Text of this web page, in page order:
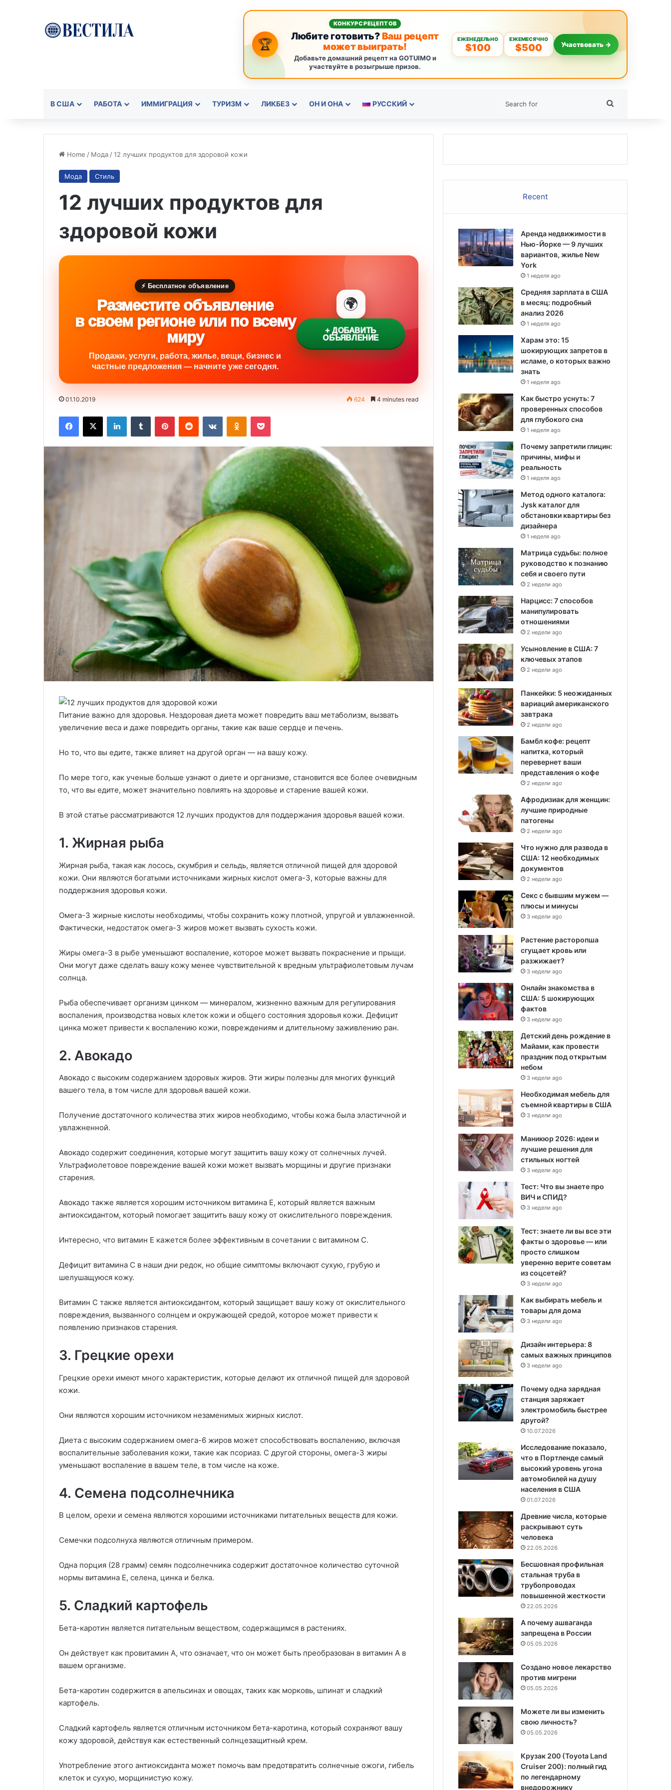
🏆
КОНКУРС РЕЦЕПТОВ
Любите готовить?Ваш рецепт
может выиграть!
Добавьте домашний рецепт на GOTUIMO и
участвуйте в розыгрыше призов.
ЕЖЕНЕДЕЛЬНО
$100
ЕЖЕМЕСЯЧНО
$500 Участвовать →
В США РАБОТА ИММИГРАЦИЯ ТУРИЗМ ЛИКБЕЗ ОН И ОНА РУССКИЙ
Home / Мода /12 лучших продуктов для здоровой кожи
Мода Стиль
12 лучших продуктов для
здоровой кожи
⚡ Бесплатное объявление
Разместите объявление
в своем регионе или по всему
миру
Продажи, услуги, работа, жилье, вещи, бизнес и
частные предложения — начните уже сегодня.
🌍
+ ДОБАВИТЬ
ОБЪЯВЛЕНИЕ
01.10.2019 624 4 minutes read
Питание важно для здоровья. Нездоровая диета может повредить ваш метаболизм, вызвать
увеличение веса и даже повредить органы, такие как ваше сердце и печень.
Но то, что вы едите, также влияет на другой орган — на вашу кожу.
По мере того, как ученые больше узнают о диете и организме, становится все более очевидным
то, что вы едите, может значительно повлиять на здоровье и старение вашей кожи.
В этой статье рассматриваются 12 лучших продуктов для поддержания здоровья вашей кожи.
1. Жирная рыба
Жирная рыба, такая как лосось, скумбрия и сельдь, является отличной пищей для здоровой
кожи. Они являются богатыми источниками жирных кислот омега-3, которые важны для
поддержания здоровья кожи.
Омега-3 жирные кислоты необходимы, чтобы сохранить кожу плотной, упругой и увлажненной.
Фактически, недостаток омега-3 жиров может вызвать сухость кожи.
Жиры омега-3 в рыбе уменьшают воспаление, которое может вызвать покраснение и прыщи.
Они могут даже сделать вашу кожу менее чувствительной к вредным ультрафиолетовым лучам
солнца.
Рыба обеспечивает организм цинком — минералом, жизненно важным для регулирования
воспаления, производства новых клеток кожи и общего состояния здоровья кожи. Дефицит
цинка может привести к воспалению кожи, повреждениям и длительному заживлению ран.
2. Авокадо
Авокадо с высоким содержанием здоровых жиров. Эти жиры полезны для многих функций
вашего тела, в том числе для здоровья вашей кожи.
Получение достаточного количества этих жиров необходимо, чтобы кожа была эластичной и
увлажненной.
Авокадо содержит соединения, которые могут защитить вашу кожу от солнечных лучей.
Ультрафиолетовое повреждение вашей кожи может вызвать морщины и другие признаки
старения.
Авокадо также является хорошим источником витамина Е, который является важным
антиоксидантом, который помогает защитить вашу кожу от окислительного повреждения.
Интересно, что витамин Е кажется более эффективным в сочетании с витамином С.
Дефицит витамина С в наши дни редок, но общие симптомы включают сухую, грубую и
шелушащуюся кожу.
Витамин С также является антиоксидантом, который защищает вашу кожу от окислительного
повреждения, вызванного солнцем и окружающей средой, которое может привести к
появлению признаков старения.
3. Грецкие орехи
Грецкие орехи имеют много характеристик, которые делают их отличной пищей для здоровой
кожи.
Они являются хорошим источником незаменимых жирных кислот.
Диета с высоким содержанием омега-6 жиров может способствовать воспалению, включая
воспалительные заболевания кожи, такие как псориаз. С другой стороны, омега-3 жиры
уменьшают воспаление в вашем теле, в том числе на коже.
4. Семена подсолнечника
В целом, орехи и семена являются хорошими источниками питательных веществ для кожи.
Семечки подсолнуха являются отличным примером.
Одна порция (28 грамм) семян подсолнечника содержит достаточное количество суточной
нормы витамина E, селена, цинка и белка.
5. Сладкий картофель
Бета-каротин является питательным веществом, содержащимся в растениях.
Он действует как провитамин А, что означает, что он может быть преобразован в витамин А в
вашем организме.
Бета-каротин содержится в апельсинах и овощах, таких как морковь, шпинат и сладкий
картофель.
Сладкий картофель является отличным источником бета-каротина, который сохраняют вашу
кожу здоровой, действуя как естественный солнцезащитный крем.
Употребление этого антиоксиданта может помочь вам предотвратить солнечные ожоги, гибель
клеток и сухую, морщинистую кожу.
Recent
Аренда недвижимости в
Нью-Йорке — 9 лучших
вариантов, жилье New
York
1 неделя ago
Средняя зарплата в США
в месяц: подробный
анализ 2026
1 неделя ago
Харам это: 15
шокирующих запретов в
исламе, о которых важно
знать
1 неделя ago
Как быстро уснуть: 7
проверенных способов
для глубокого сна
1 неделя ago
Почему запретили глицин:
причины, мифы и
реальность
1 неделя ago
Метод одного каталога:
Jysk каталог для
обстановки квартиры без
дизайнера
1 неделя ago
Матрица судьбы: полное
руководство к познанию
себя и своего пути
2 недели ago
Нарцисс: 7 способов
манипулировать
отношениями
2 недели ago
Усыновление в США: 7
ключевых этапов
2 недели ago
Панкейки: 5 неожиданных
вариаций американского
завтрака
2 недели ago
Бамбл кофе: рецепт
напитка, который
перевернет ваши
представления о кофе
2 недели ago
Афродизиак для женщин:
лучшие природные
патогены
2 недели ago
Что нужно для развода в
США: 12 необходимых
документов
2 недели ago
Секс с бывшим мужем —
плюсы и минусы
3 недели ago
Растение расторопша
сгущает кровь или
разжижает?
3 недели ago
Онлайн знакомства в
США: 5 шокирующих
фактов
3 недели ago
Детский день рождение в
Майами, как провести
праздник под открытым
небом
3 недели ago
Необходимая мебель для
съемной квартиры в США
3 недели ago
Маникюр 2026: идеи и
лучшие решения для
стильных ногтей
3 недели ago
Тест: Что вы знаете про
ВИЧ и СПИД?
3 недели ago
Тест: знаете ли вы все эти
факты о здоровье — или
просто слишком
уверенно верите советам
из соцсетей?
3 недели ago
Как выбирать мебель и
товары для дома
3 недели ago
Дизайн интерьера: 8
самых важных принципов
3 недели ago
Почему одна зарядная
станция заряжает
электромобиль быстрее
другой?
10.07.2026
Исследование показало,
что в Портленде самый
высокий уровень угона
автомобилей на душу
населения в США
01.07.2026
Древние числа, которые
раскрывают суть
человека
22.05.2026
Бесшовная профильная
стальная труба в
трубопроводах
повышенной жесткости
22.05.2026
А почему ашваганда
запрещена в России
05.05.2026
Создано новое лекарство
против мигрени
05.05.2026
Можете ли вы изменить
свою личность?
05.05.2026
Крузак 200 (Toyota Land
Cruiser 200): полный гид
по легендарному
внедорожнику